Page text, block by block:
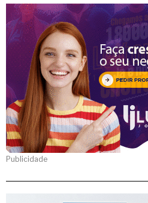
Publicidade